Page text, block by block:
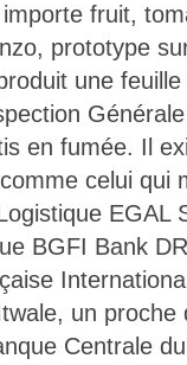
fruit,
prototype
une
en fumée. Il
celui qui
EGAL
BGFI Bank
un proche
Centrale